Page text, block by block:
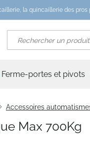
la quincaillerie des pros
Ferme-portes et pivots
Accessoires
Max 700Kg